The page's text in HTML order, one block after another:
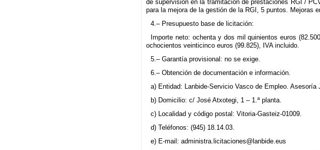
de supervisión en la tramitación de prestaciones RGI /
para la mejora de la gestión de la RGI, 5 puntos. Mejoras
4.– Presupuesto base de licitación:
Importe neto: ochenta y dos mil quinientos euros
ochocientos veinticinco euros (99.825), IVA incluido.
5.– Garantía provisional: no se exige.
6.– Obtención de documentación e información.
a) Entidad: Lanbide-Servicio Vasco de Empleo.
b) Domicilio: c/ José Atxotegi, 1 – 1.ª planta.
c) Localidad y código postal: Vitoria-Gasteiz-01009.
d) Teléfonos: (945) 18.14.03.
e) E-mail: administra.licitaciones@lanbide.eus